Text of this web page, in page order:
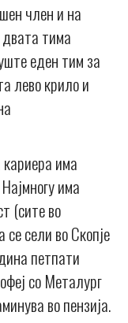
член и на
тима
еден тим за
лево крило и
има
има
(сите во
сели во Скопје
петпати
со Металург
во пензија.